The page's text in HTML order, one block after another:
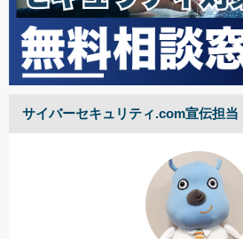
サイバーセキュリティ.com宣伝担当